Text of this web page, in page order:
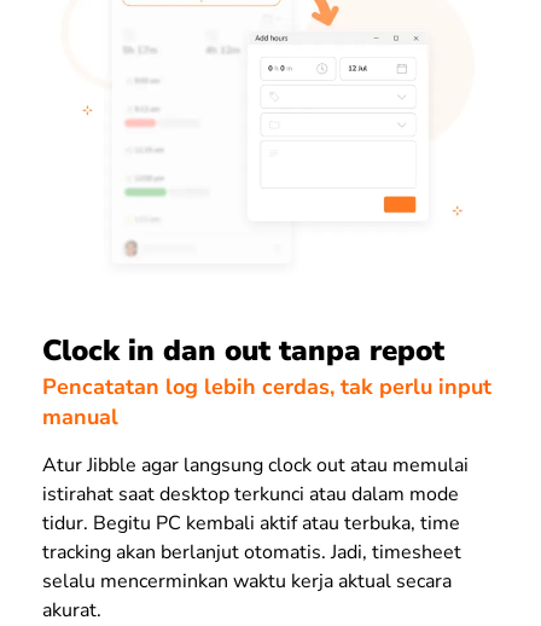
Clock in dan out tanpa repot
Pencatatan log lebih cerdas, tak perlu input
manual
Atur Jibble agar langsung clock out atau memulai
istirahat saat desktop terkunci atau dalam mode
tidur. Begitu PC kembali aktif atau terbuka, time
tracking akan berlanjut otomatis. Jadi, timesheet
selalu mencerminkan waktu kerja aktual secara
akurat.